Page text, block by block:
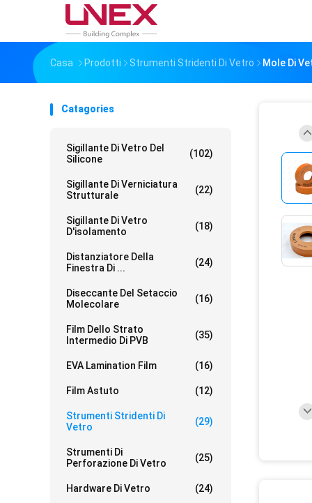
Casa Prodotti Strumenti Stridenti Di Vetro Mole Di
Catagories
Sigillante Di Vetro Del
Silicone
(102)
Sigillante Di Verniciatura
Strutturale
(22)
Sigillante Di Vetro
D'isolamento
(18)
Distanziatore Della
Finestra Di ...
(24)
Diseccante Del Setaccio
Molecolare
(16)
Film Dello Strato
Intermedio Di PVB
(35)
EVA Lamination Film (16)
Film Astuto (12)
Strumenti Stridenti Di
Vetro
(29)
Strumenti Di
Perforazione Di Vetro
(25)
Hardware Di Vetro (24)